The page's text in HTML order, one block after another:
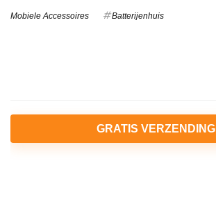
Mobiele Accessoires Batterijenhuis
GRATIS VERZENDING